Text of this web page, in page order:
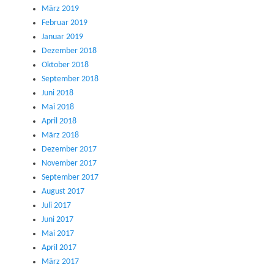
März 2019
Februar 2019
Januar 2019
Dezember 2018
Oktober 2018
September 2018
Juni 2018
Mai 2018
April 2018
März 2018
Dezember 2017
November 2017
September 2017
August 2017
Juli 2017
Juni 2017
Mai 2017
April 2017
März 2017